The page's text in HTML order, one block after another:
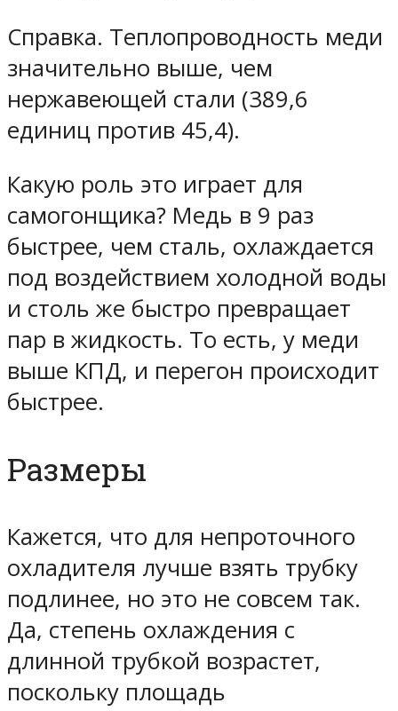
Справка. Теплопроводность меди
значительно выше, чем
нержавеющей стали (389,6
единиц против 45,4).
Какую роль это играет для
самогонщика? Медь в 9 раз
быстрее, чем сталь, охлаждается
под воздействием холодной воды
и столь же быстро превращает
пар в жидкость. То есть, у меди
выше КПД, и перегон происходит
быстрее.
Размеры
Кажется, что для непроточного
охладителя лучше взять трубку
подлинее, но это не совсем так.
Да, степень охлаждения с
длинной трубкой возрастет,
поскольку площадь